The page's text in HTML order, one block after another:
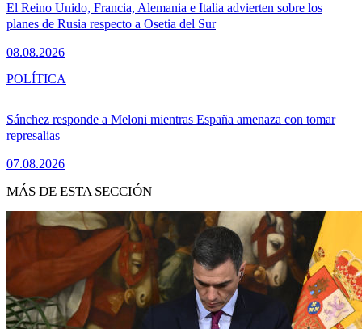
El Reino Unido, Francia, Alemania e Italia advierten sobre los
planes de Rusia respecto a Osetia del Sur
08.08.2026
Sánchez responde a Meloni mientras España amenaza con tomar
represalias
07.08.2026
POLÍTICA
MÁS DE ESTA SECCIÓN